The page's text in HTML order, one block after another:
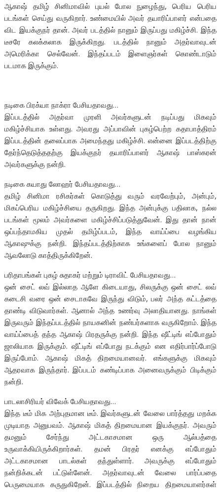
ஆகாஷ் தமிழ் சினிமாவில் புயல் போல நுழைந்து, பெரிய பெரிய
படங்கள் செய்து வருகிறார். உண்மையில் அவர் தயாரிப்பாளர் என்பதை
விட இயக்குநர் தான். அவர் படத்தில் நானும் இருப்பது மகிழ்ச்சி. இந்த
டீசரே கலக்கலாக இருக்கிறது. படத்தில் நானும் அதர்வாவுடன்
அமெரிக்கா செல்வேன். இந்தப்படம் இளைஞர்கள் கொண்டாடும்
படமாக இருக்கும்.
நடிகை பிரக்யா நாக்ரா பேசியதாவது…
இப்படத்தில் அதர்வா முரளி அவர்களுடன் நடிப்பது மிகவும்
மகிழ்ச்சியாக உள்ளது. அவரது அப்பாவின் புகழ்பெற்ற கதாபாத்திரம்
இப்படத்தின் தலைப்பாக அமைந்தது மகிழ்ச்சி. என்னை இப்படத்திற்கு
தேர்ந்தெடுத்ததற்கு இயக்குநர் தயாரிப்பாளர் ஆகாஷ் பாஸ்கரன்
அவர்களுக்கு நன்றி.
நடிகை கயாது லோஹர் பேசியதாவது…
தமிழ் சினிமா ரசிகர்கள் கொடுத்து வரும் வரவேற்பும், அன்பும்,
மிகப்பெரிய மகிழ்ச்சியை தருகிறது. இந்த அன்புக்கு பதிலாக, நல்ல
படங்கள் மூலம் அவர்களை மகிழ்ச்சிப்படுத்துவேன். இது தான் நான்
ஒப்பந்தாமகிய முதல் தமிழ்ப்படம், இந்த வாய்ப்பை வழங்கிய
ஆகாஷுக்கு நன்றி. இந்தப்படத்திற்காக உங்களைப் போல நானும்
ஆவலோடு காத்திருக்கிறேன்.
பரிதாபங்கள் புகழ் சுதாகர் மற்றும் டிராவிட் பேசியதாவது…
ஒன் சைட் லவ் இல்லாத ஆளே கிடையாது, சிலருக்கு ஒன் சைட் லவ்
கடைசி வரை ஒன் சைடாகவே இருந்து விடும், பலர் அந்த கட்டத்தை
தாண்டி விடுவார்கள். ஆனால் அந்த உணர்வு அலாதியானது. நாங்கள்
இருவரும் இந்தப்படத்தில் நாயகனின் நண்பர்களாக வருகிறோம். இந்த
வாய்ப்பைத் தந்த ஆகாஷ் பிரதருக்கு நன்றி. இந்த ஷீட்டிங் எப்போதும்
ஜாலியாக இருக்கும். ஷீட்டிங் எப்போது நடக்கும் என எதிர்பார்ப்போடு
இருப்போம். ஆகாஷ் மிகத் திறமையானவர். எங்களுக்கு மிகவும்
ஆதரவாக இருந்தார். இப்படம் கண்டிப்பாக அனைவருக்கும் பிடிக்கும்
நன்றி.
பாடலாசிரியர் விவேக் பேசியதாவது…
இந்த டீம் மிக அற்புதமான டீம். இவர்களுடன் வேலை பார்த்தது மறக்க
முடியாத அனுபவம். ஆகாஷ் மிகத் திறமையான இயக்குநர். அவரும்
தமனும் சேர்ந்து அட்டகாசமான ஒரு ஆல்பத்தை
உருவாக்கியிருக்கிறார்கள். தமன் பிரதர் எனக்கு எப்போதும்
அட்டகாசமான பாடல்கள் தந்துள்ளார். அவருக்கு எப்போதும்
நன்றிக்கடன் பட்டுள்ளேன். அதர்வாவுடன் வேலை பார்ப்பதை
பெருமையாக கருதுகிறேன். இப்படத்தில் நிறைய திறமையாளர்கள்